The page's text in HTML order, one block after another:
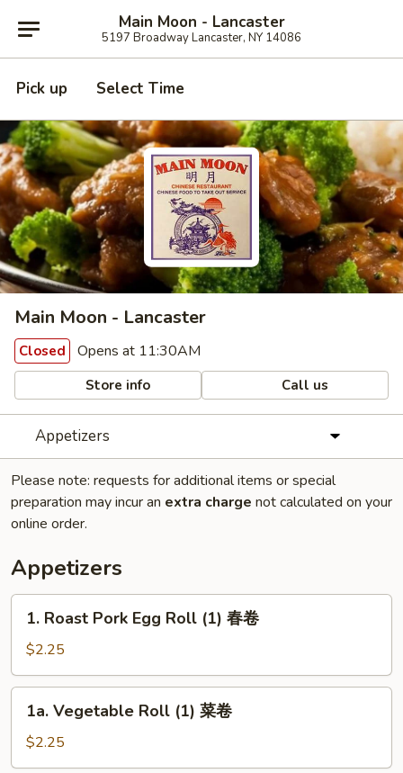
Main Moon - Lancaster
5197 Broadway Lancaster, NY 14086
Pick up Select Time
Main Moon - Lancaster
Closed Opens at 11:30AM
Store info Call us
Appetizers
Please note: requests for additional items or special
preparation may incur an extra charge not calculated on your
online order.
Appetizers
Roast
Pork
Egg
Roll
(1)
1. Roast Pork Egg Roll (1) 春卷
$2.25
Vegetable
Roll
(1)
1a. Vegetable Roll (1) 菜卷
$2.25